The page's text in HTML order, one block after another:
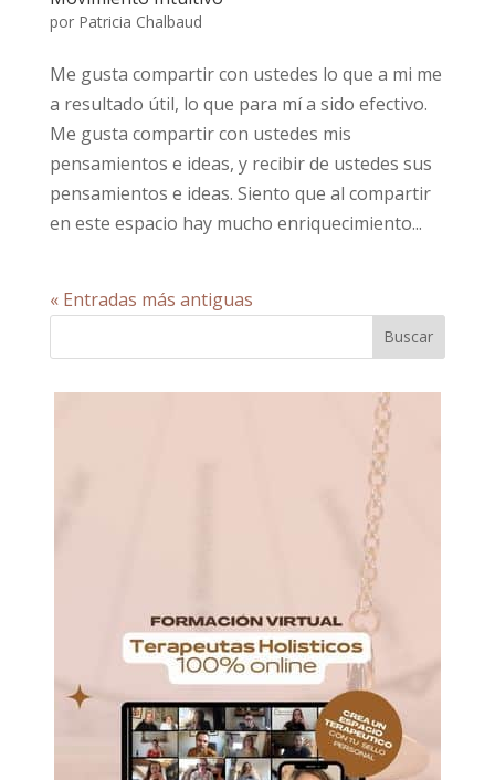
por Patricia Chalbaud
Me gusta compartir con ustedes lo que a mi me
a resultado útil, lo que para mí a sido efectivo.
Me gusta compartir con ustedes mis
pensamientos e ideas, y recibir de ustedes sus
pensamientos e ideas. Siento que al compartir
en este espacio hay mucho enriquecimiento...
« Entradas más antiguas